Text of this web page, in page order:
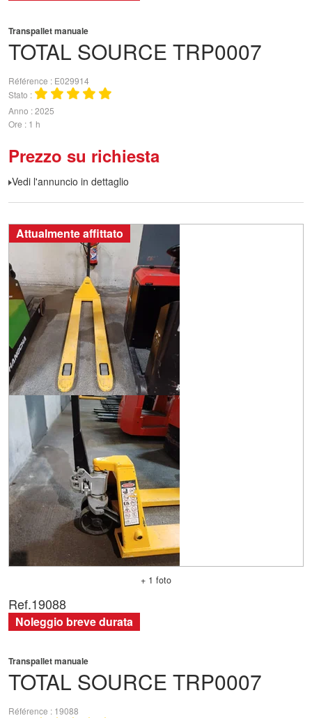
TOTAL SOURCE TRP0007
Transpallet manuale
Référence
E029914
Stato
Anno 2025
Ore
1 h
Prezzo su richiesta
Vedi l'annuncio in dettaglio
Attualmente affittato
+ 1 foto
TOTAL SOURCE TRP0007
Transpallet manuale
Référence
19088
Ref.19088
Noleggio breve durata